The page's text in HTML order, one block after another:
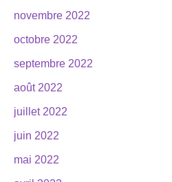
novembre 2022
octobre 2022
septembre 2022
août 2022
juillet 2022
juin 2022
mai 2022